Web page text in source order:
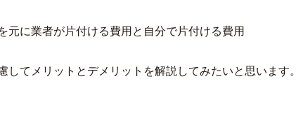
元に業者が片付ける費用と自分で片付ける費用
してメリットとデメリットを解説してみたいと思います。